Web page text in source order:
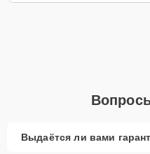
активное
запчастей.
Выдаётся ли вами